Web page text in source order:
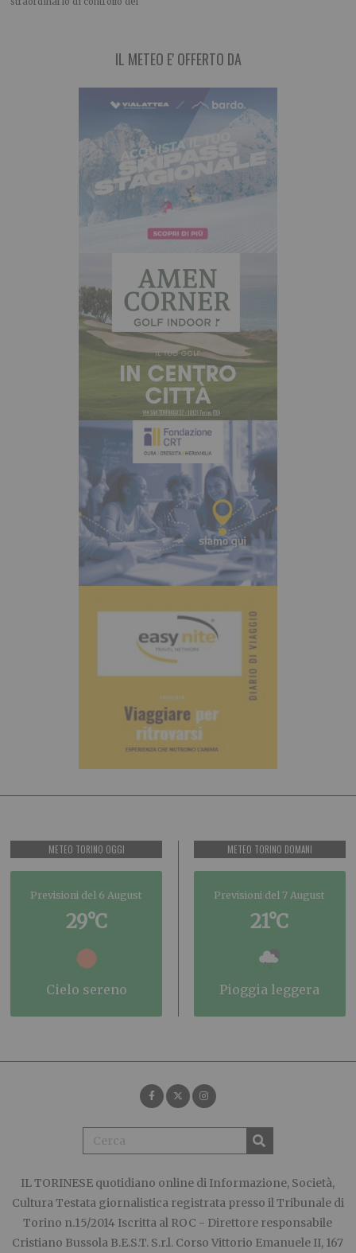
IL METEO E' OFFERTO DA
METEO TORINO OGGI
Previsioni del 6 August
29°C
cielo sereno
METEO TORINO DOMANI
Previsioni del 7 August
21°C
pioggia leggera
IL TORINESE quotidiano online di Informazione, Società,
Cultura Testata giornalistica registrata presso il Tribunale di
Torino n.15/2014 Iscritta al ROC - Direttore responsabile
Cristiano Bussola B.E.S.T. S.r.l. Corso Vittorio Emanuele II, 167